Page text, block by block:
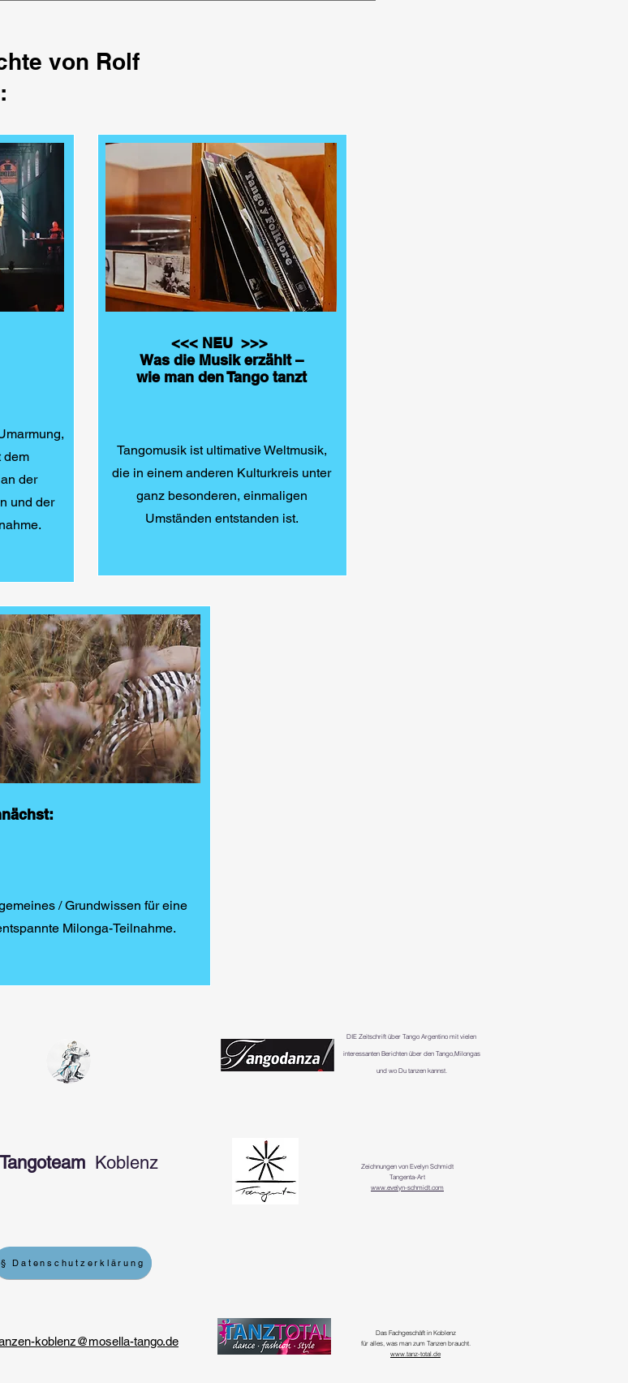
von Rolf
dem
der
und der
<<< NEU >>>
Was die Musik erzählt –
wie man den Tango tanzt
Tangomusik ist ultimative Weltmusik,
die in einem anderen Kulturkreis unter
ganz besonderen, einmaligen
Umständen entstanden ist.
/ Grundwissen für eine
Milonga-Teilnahme.
DIE Zeitschrift über Tango Argentino mit vielen
interessanten Berichten über den Tango,Milongas
und wo Du tanzen kannst.
Tangoteam Koblenz
Zeichnungen von Evelyn Schmidt
Tangenta-Art
www.evelyn-schmidt.com
§ Datenschutzerklärung
koblenz@mosella-tango.de
Das Fachgeschäft in Koblenz
für alles, was man zum Tanzen braucht.
www.tanz-total.de